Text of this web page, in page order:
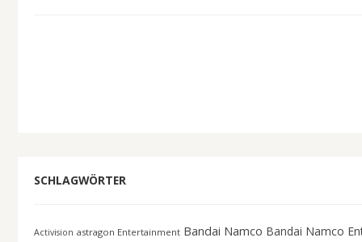
SCHLAGWÖRTER
Activision astragon Entertainment Bandai Namco Bandai Namco